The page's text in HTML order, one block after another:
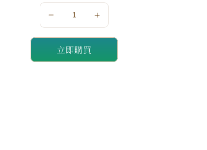
量
減
少
量
加
立即購買